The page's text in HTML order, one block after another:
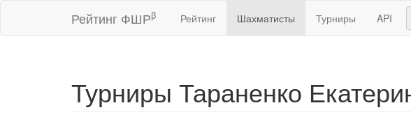
Рейтинг ФШРβ Рейтинг Шахматисты Турниры API
Турниры Тараненко